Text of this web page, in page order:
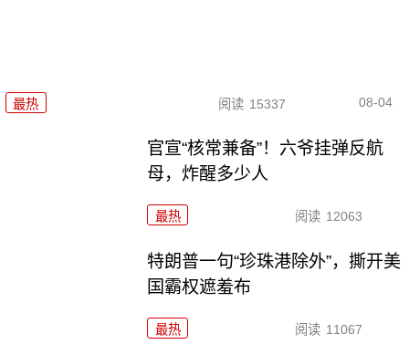
最热 阅读 15337 08-04
官宣“核常兼备”！六爷挂弹反航
母，炸醒多少人
最热 阅读 12063
特朗普一句“珍珠港除外”，撕开美
国霸权遮羞布
最热 阅读 11067